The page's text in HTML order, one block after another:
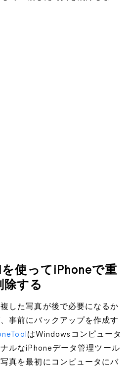
を使ってiPhoneで重
除する
した写真が後で必要になるか
事前にバックアップを作成す
はWindowsコンピュータ
ルなiPhoneデータ管理ツール
真を最初にコンピュータにバ